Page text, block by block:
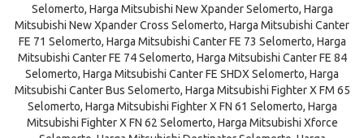
Selomerto, Harga Mitsubishi New Xpander Selomerto, Harga
Mitsubishi New Xpander Cross Selomerto, Harga Mitsubishi Canter
FE 71 Selomerto, Harga Mitsubishi Canter FE 73 Selomerto, Harga
Mitsubishi Canter FE 74 Selomerto, Harga Mitsubishi Canter FE 84
Selomerto, Harga Mitsubishi Canter FE SHDX Selomerto, Harga
Mitsubishi Canter Bus Selomerto, Harga Mitsubishi Fighter X FM 65
Selomerto, Harga Mitsubishi Fighter X FN 61 Selomerto, Harga
Mitsubishi Fighter X FN 62 Selomerto, Harga Mitsubishi Xforce